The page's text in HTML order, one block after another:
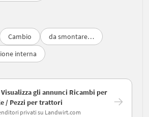
Cambio
da smontare…
interna
gli annunci Ricambi per
/ Pezzi per trattori
privati su Landwirt.com